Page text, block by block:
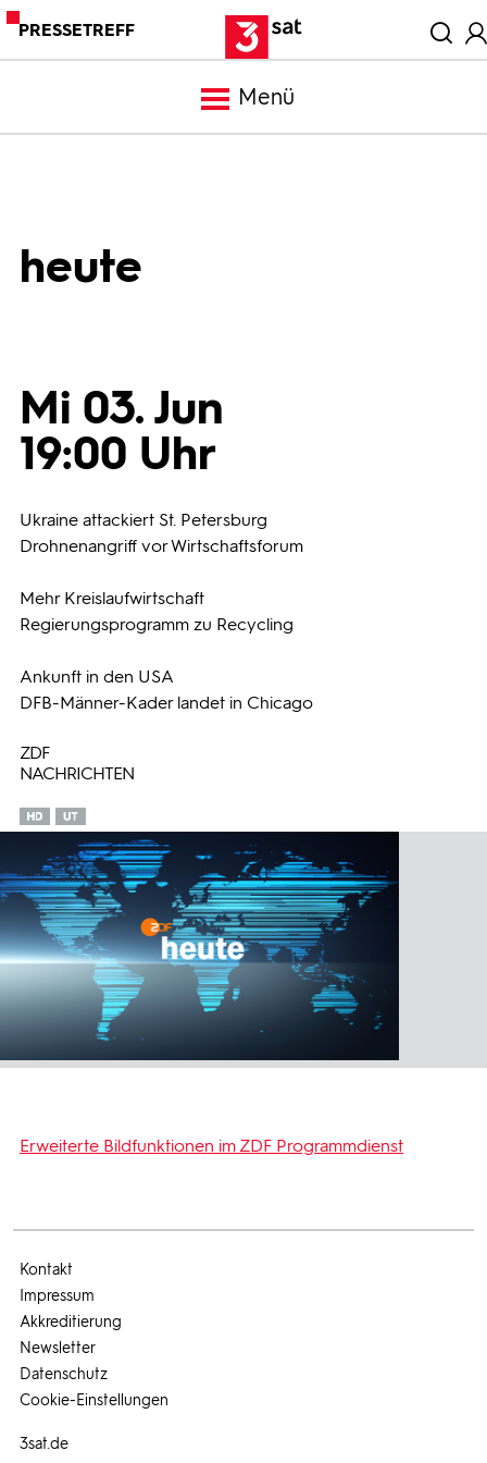
PRESSETREFF
Menü
Programmwochen
heute
Mi 03. Jun
19:00 Uhr
Ukraine attackiert St. Petersburg
Drohnenangriff vor Wirtschaftsforum
Mehr Kreislaufwirtschaft
Regierungsprogramm zu Recycling
Ankunft in den USA
DFB-Männer-Kader landet in Chicago
ZDF
NACHRICHTEN
Erweiterte Bildfunktionen im ZDF Programmdienst
3sat.de
Kontakt
Impressum
Akkreditierung
Newsletter
Datenschutz
Cookie-Einstellungen